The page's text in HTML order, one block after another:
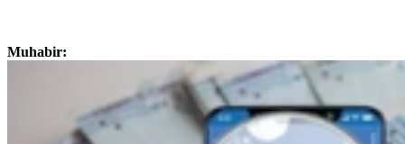
Muhabir: